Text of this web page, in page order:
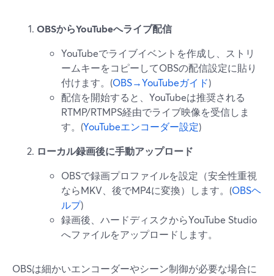
OBSからYouTubeへライブ配信
YouTubeでライブイベントを作成し、ストリ
ームキーをコピーしてOBSの配信設定に貼り
付けます。(OBS→YouTubeガイド)
配信を開始すると、YouTubeは推奨される
RTMP/RTMPS経由でライブ映像を受信しま
す。(YouTubeエンコーダー設定)
ローカル録画後に手動アップロード
OBSで録画プロファイルを設定（安全性重視
ならMKV、後でMP4に変換）します。(OBSヘ
ルプ)
録画後、ハードディスクからYouTube Studio
へファイルをアップロードします。
OBSは細かいエンコーダーやシーン制御が必要な場合に